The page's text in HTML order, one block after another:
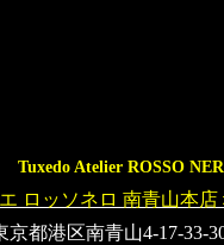
Tuxedo Atelier ROSSO
ロッソネロ 南青山本店
京都港区南青山4-17-33-